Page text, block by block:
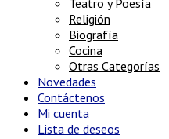
Teatro y Poesía
Religión
Biografía
Cocina
Otras Categorías
Novedades
Contáctenos
Mi cuenta
Lista de deseos